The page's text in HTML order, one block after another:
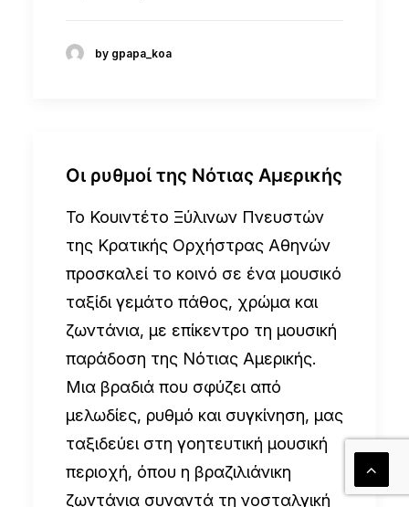
by gpapa_koa
Οι ρυθμοί της Νότιας Αμερικής
Το Κουιντέτο Ξύλινων Πνευστών
της Κρατικής Ορχήστρας Αθηνών
προσκαλεί το κοινό σε ένα μουσικό
ταξίδι γεμάτο πάθος, χρώμα και
ζωντάνια, με επίκεντρο τη μουσική
παράδοση της Νότιας Αμερικής.
Μια βραδιά που σφύζει από
μελωδίες, ρυθμό και συγκίνηση, μας
ταξιδεύει στη γοητευτική μουσική
περιοχή, όπου η βραζιλιάνικη
ζωντάνια συναντά τη νοσταλγική